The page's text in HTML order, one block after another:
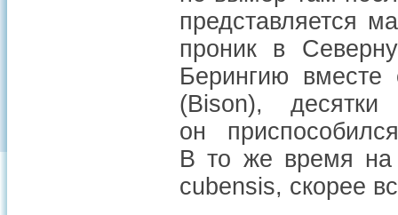
представляется
проник в
Берингию
(Bison),
он
В то же время на
cubensis, скорее